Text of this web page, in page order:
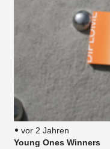
vor 2 Jahren
Young Ones Winners